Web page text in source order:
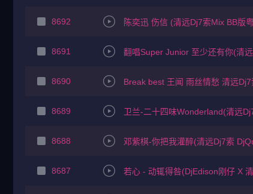
8692 陈奕迅 伤信 (清远Dj7索Mix BB版
8691 翻唱Super Junior 至少还有你(清
8690 Break best 王闻 雨丝情愁 清远
8689 卫兰-二十四味Wonderland(清远
8688 邓紫棋-你把我灌醉(清远Dj7索
8687 若心 - 动辄得咎(DjEdison刚仔 X